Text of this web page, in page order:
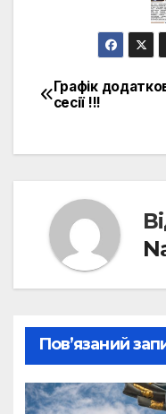
Графік
сесії !!!
Пов’язаний